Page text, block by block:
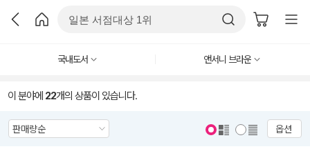
국내도서 앤서니 브라운
이 분야에 22개의 상품이 있습니다.
옵션